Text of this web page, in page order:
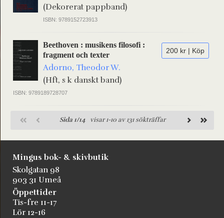
(Dekorerat pappband)
ISBN: 9789152723913
200 kr | Köp
Beethoven : musikens filosofi :
fragment och texter
Adorno, Theodor W.
(Hft, s k danskt band)
ISBN: 9789189728707
Sida 1/14visar 1-10 av 131 sökträffar
Mingus bok- & skivbutik
Skolgatan 98
903 31 Umeå
Öppettider
Tis-fre 11-17
Lör 12-16